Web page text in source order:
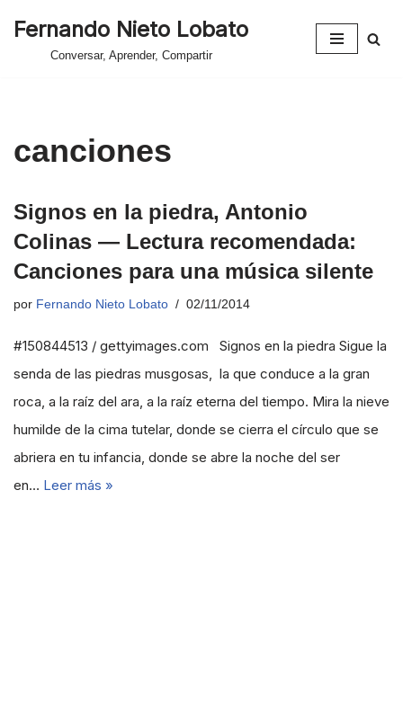
Fernando Nieto Lobato
Conversar, Aprender, Compartir
canciones
Signos en la piedra, Antonio
Colinas — Lectura recomendada:
Canciones para una música silente
por Fernando Nieto Lobato 02/11/2014
#150844513 / gettyimages.com Signos en la piedra Sigue la
senda de las piedras musgosas, la que conduce a la gran
roca, a la raíz del ara, a la raíz eterna del tiempo. Mira la nieve
humilde de la cima tutelar, donde se cierra el círculo que se
abriera en tu infancia, donde se abre la noche del ser
en… Leer más »